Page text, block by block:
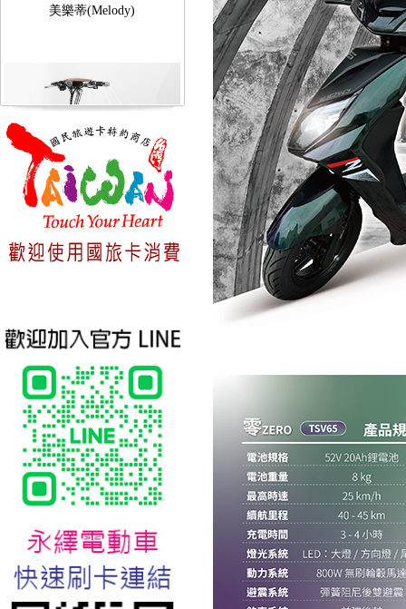
台北新北蘆洲永繹電動車可愛
馬18吋電動輔助自行車 CHT-
027
台北新北蘆洲永繹電動車業威
勝16吋電動輔助自行車:TSV19